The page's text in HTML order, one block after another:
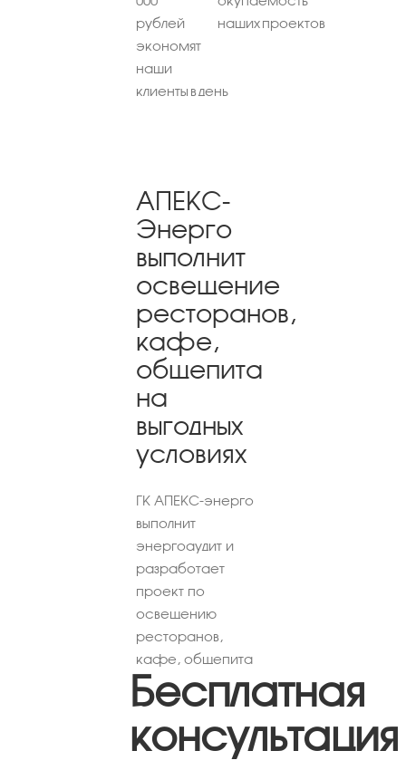
рублей
экономят
наши
клиенты в день
наших проектов
АПЕКС-
Энерго
выполнит
освещение
ресторанов,
кафе,
общепита
на
выгодных
условиях
ГК АПЕКС-энерго
выполнит
энергоаудит и
разработает
проект по
освещению
ресторанов,
кафе, общепита
Бесплатная
консультация